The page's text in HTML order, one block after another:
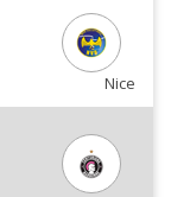
Nice